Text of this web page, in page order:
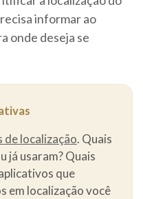
informar ao
onde deseja se
localização. Quais
já usaram? Quais
que
em localização você